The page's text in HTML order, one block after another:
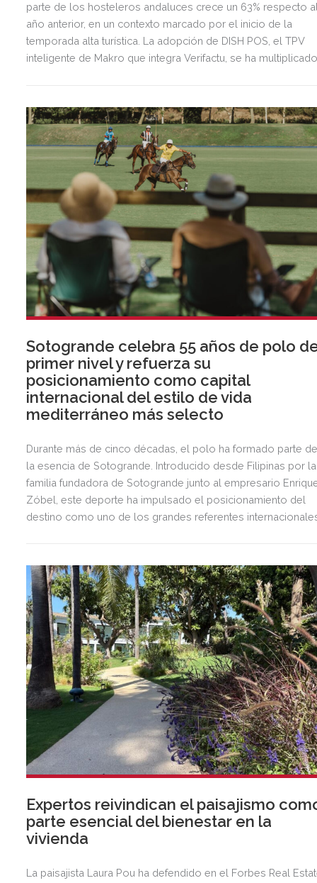
parte de los hosteleros andaluces crece un 63% respecto
año anterior, en un contexto marcado por el inicio de la
temporada alta turística. La adopción de DISH POS, el TPV
inteligente de Makro que integra Verifactu, se ha
Sotogrande celebra 55 años de polo
primer nivel y refuerza su
posicionamiento como capital
internacional del estilo de vida
mediterráneo más selecto
Durante más de cinco décadas, el polo ha formado parte
la esencia de Sotogrande. Introducido desde Filipinas por la
familia fundadora de Sotogrande junto al empresario
Zóbel, este deporte ha impulsado el posicionamiento del
destino como uno de los grandes referentes
exclusiva agenda social.
Expertos reivindican el paisajismo
parte esencial del bienestar en la
vivienda
La paisajista Laura Pou ha defendido en el Forbes Real